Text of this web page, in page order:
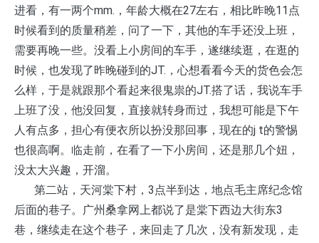
进看，有一两个mm.，年龄大概在27左右，相比昨晚11点
时候看到的质量稍差，问了一下，其他的车手还没上班，
需要再晚一些。没看上小房间的车手，遂继续逛，在逛的
时候，也发现了昨晚碰到的JT.，心想看看今天的货色会怎
么样，于是就跟那个看起来很鬼祟的JT.搭了话，我说车手
上班了没，他没回复，直接就转身而过，我想可能是下午
人有点多，担心有便衣所以扮没那回事，现在的j t的警惕
也很高啊。临走前，在看了一下小房间，还是那几个妞，
没太大兴趣，开溜。
第二站，天河棠下村，3点半到达，地点毛主席纪念馆
后面的巷子。广州桑拿网上都说了是棠下西边大街东3
巷，继续走在这个巷子，来回走了几次，没有新发现，走